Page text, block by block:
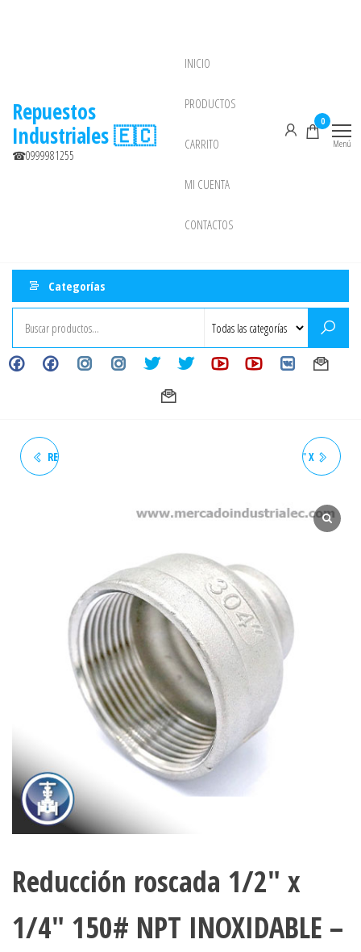
Repuestos
Industriales 🇪🇨
☎0999981255
INICIO
PRODUCTOS
CARRITO
MI CUENTA
CONTACTOS
0
Menú
Categorías
REDUCCIÓN ROSCADA 3/8" X REDUCCIÓN ROSCADA 1/2" X
Reducción roscada 1/2″ x
1/4″ 150# NPT INOXIDABLE –